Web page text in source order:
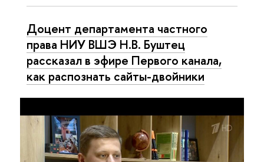
Доцент департамента частного
права НИУ ВШЭ Н.В. Буштец
рассказал в эфире Первого канала,
как распознать сайты-двойники